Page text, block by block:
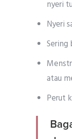
nyeri
Nyeri
Sering
atau
Perut